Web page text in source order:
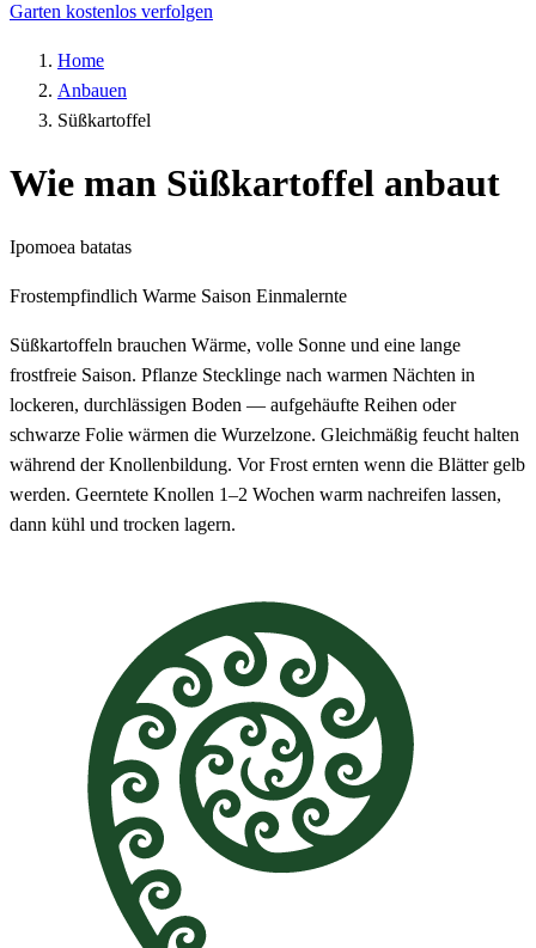
Garten kostenlos verfolgen
Home
Anbauen
Süßkartoffel
Wie man Süßkartoffel anbaut
Ipomoea batatas
Frostempfindlich Warme Saison Einmalernte
Süßkartoffeln brauchen Wärme, volle Sonne und eine lange
frostfreie Saison. Pflanze Stecklinge nach warmen Nächten in
lockeren, durchlässigen Boden — aufgehäufte Reihen oder
schwarze Folie wärmen die Wurzelzone. Gleichmäßig feucht halten
während der Knollenbildung. Vor Frost ernten wenn die Blätter gelb
werden. Geerntete Knollen 1–2 Wochen warm nachreifen lassen,
dann kühl und trocken lagern.